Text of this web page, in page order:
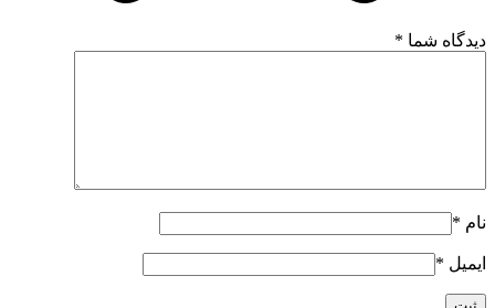
دیدگاه شما *
نام *
ایمیل *